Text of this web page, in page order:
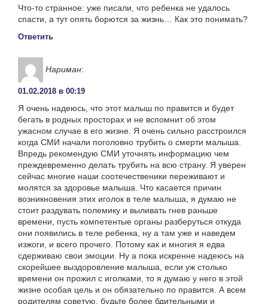
Что-то странное: уже писали, что ребенка не удалось
спасти, а тут опять борются за жизнь… Как это понимать?
Ответить
Нариман:
01.02.2018 в 00:19
Я очень надеюсь, что этот малыш по правится и будет
бегать в родных просторах и не вспомнит об этом
ужасном случае в его жизне. Я очень сильно расстроился
когда СМИ начали поголовно трубить о смерти малыша.
Впредь рекомендую СМИ уточнять информацию чем
преждевременно делать трубить на всю страну. Я уверен
сейчас многие наши соотечественики переживают и
молятся за здоровье малыша. Что касается причин
возникновения этих иголок в теле малыша, я думаю не
стоит раздувать полемику и выливать гнев раньше
времени, пусть компетентые органы разберуться откуда
они появились в теле ребенка, ну а там уже и наведем
изжоги, и всего прочего. Потому как и многия я едва
сдерживаю свои эмоции. Ну а пока искренне надеюсь на
скорейшее выздоровление малыша, если уж столько
времени он прожил с иголками, то я думаю у него в этой
жизне особая цель и он обязательно по правится. А всем
родителям советую, будьте более бдительными и